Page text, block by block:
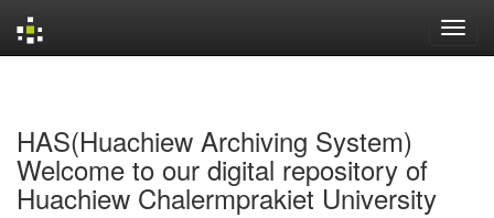
HAS(Huachiew Archiving System)
Welcome to our digital repository of
Huachiew Chalermprakiet University